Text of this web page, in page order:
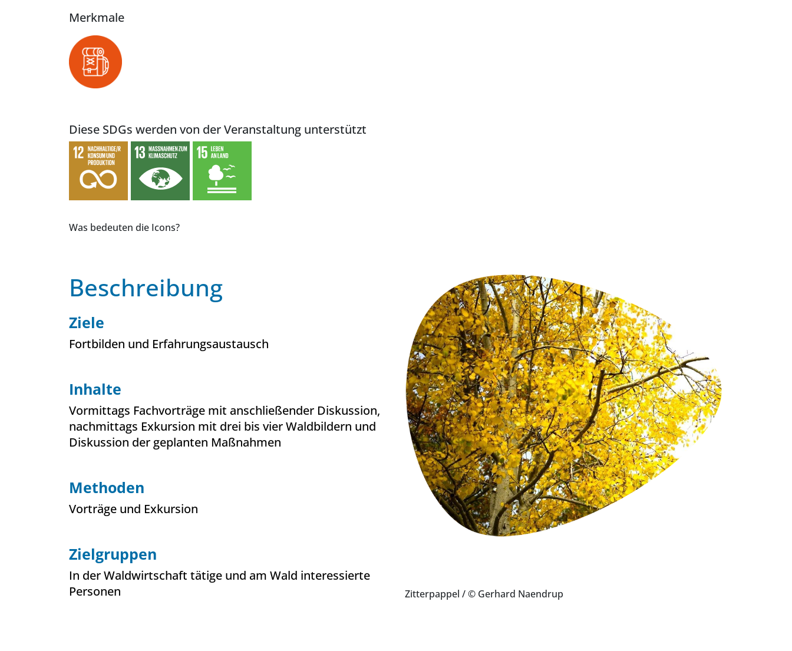
Merkmale
Diese SDGs werden von der Veranstaltung unterstützt
Was bedeuten die Icons?
Beschreibung
Ziele
Fortbilden und Erfahrungsaustausch
Inhalte
Vormittags Fachvorträge mit anschließender Diskussion,
nachmittags Exkursion mit drei bis vier Waldbildern und
Diskussion der geplanten Maßnahmen
Methoden
Vorträge und Exkursion
Zielgruppen
In der Waldwirtschaft tätige und am Wald interessierte
Personen
Zitterpappel / © Gerhard Naendrup